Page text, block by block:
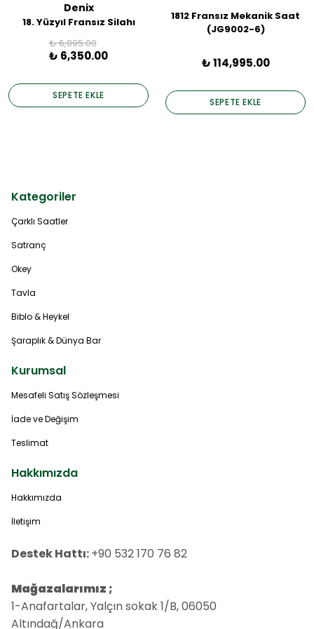
Denix
18. Yüzyıl Fransız Silahı
₺ 6,895.00
₺ 6,350.00
SEPETE EKLE
1812 Fransız Mekanik Saat
(JG9002-6)
₺ 114,995.00
SEPETE EKLE
Kategoriler
Çarklı Saatler
Satranç
Okey
Tavla
Biblo & Heykel
Şaraplık & Dünya Bar
Kurumsal
Mesafeli Satış Sözleşmesi
İade ve Değişim
Teslimat
Hakkımızda
Hakkımızda
İletişim
Destek Hattı:+90 532 170 76 82
Mağazalarımız ;
1-Anafartalar, Yalçın sokak 1/B, 06050
Altındağ/Ankara